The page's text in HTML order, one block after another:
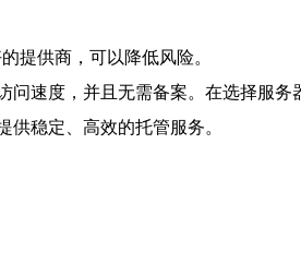
提供商，可以降低风险。
速度，并且无需备案。在选择服
稳定、高效的托管服务。